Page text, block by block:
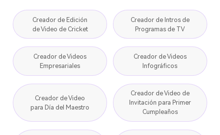
Creador de Edición
de Video de Cricket
Creador de Intros de
Programas de TV
Creador de Videos
Empresariales
Creador de Videos
Infográficos
Creador de Video
para Día del Maestro
Creador de Video de
Invitación para Primer
Cumpleaños